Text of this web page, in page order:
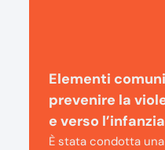
Elementi
prevenire la
e verso l’infanzia
È stata condotta